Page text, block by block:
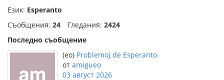
Език: Esperanto
Съобщения: 24 Гледания: 2424
Последно съобщение
(eo) Problemoj de Esperanto
от amigueo
03 август 2026